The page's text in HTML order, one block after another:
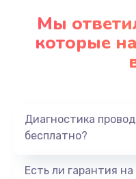
Мы
которые
Диагностика
бесплатно?
Есть ли гарантия на